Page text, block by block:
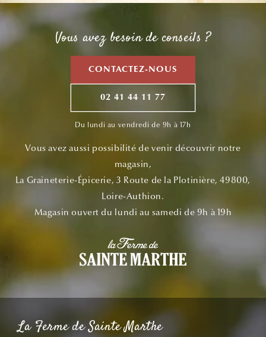
Vous avez besoin de conseils ?
CONTACTEZ-NOUS
02 41 44 11 77
Du lundi au vendredi de 9h à 17h
Vous avez aussi possibilité de venir découvrir notre
magasin,
La Graineterie-Épicerie, 3 Route de la Plotinière, 49800,
Loire-Authion.
Magasin ouvert du lundi au samedi de 9h à 19h
La Ferme de Sainte Marthe